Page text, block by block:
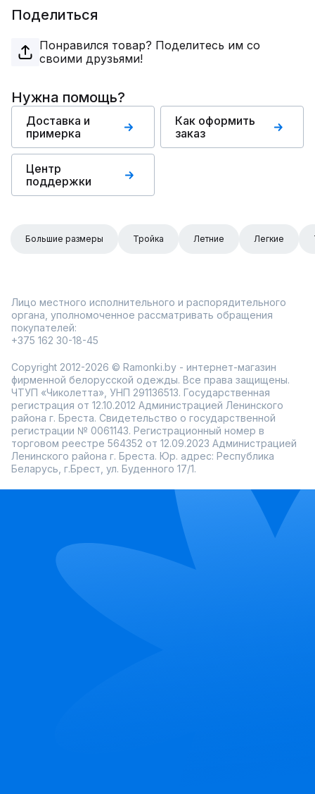
Поделиться
Понравился товар? Поделитесь им со
своими друзьями!
Нужна помощь?
Доставка и
примерка
Как оформить
заказ
Центр
поддержки
Большие размеры Тройка Летние Легкие
Лицо местного исполнительного и распорядительного
органа, уполномоченное рассматривать обращения
покупателей:
+375 162 30-18-45
Copyright 2012-2026 © Ramonki.by - интернет-магазин
фирменной белорусской одежды. Все права защищены.
ЧТУП «Чиколетта», УНП 291136513. Государственная
регистрация от 12.10.2012 Администрацией Ленинского
района г. Бреста. Свидетельство о государственной
регистрации № 0061143. Регистрационный номер в
торговом реестре 564352 от 12.09.2023 Администрацией
Ленинского района г. Бреста. Юр. адрес: Республика
Беларусь, г.Брест, ул. Буденного 17/1.